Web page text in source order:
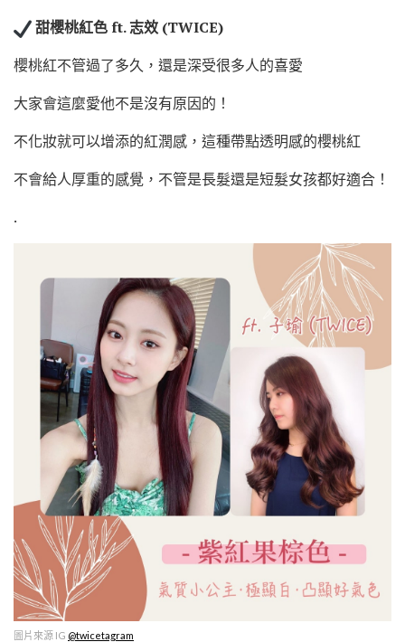
甜櫻桃紅色 ft. 志效 (TWICE)
櫻桃紅不管過了多久，還是深受很多人的喜愛
大家會這麼愛他不是沒有原因的！
不化妝就可以增添的紅潤感，這種帶點透明感的櫻桃紅
不會給人厚重的感覺，不管是長髮還是短髮女孩都好適合！
.
圖片來源 IG @twicetagram